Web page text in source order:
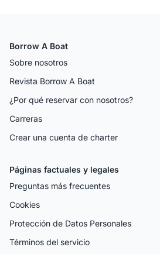
Borrow A Boat
Sobre nosotros
Revista Borrow A Boat
¿Por qué reservar con nosotros?
Carreras
Crear una cuenta de charter
Páginas factuales y legales
Preguntas más frecuentes
Cookies
Protección de Datos Personales
Términos del servicio